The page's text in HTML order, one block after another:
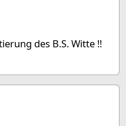
des B.S. Witte !!